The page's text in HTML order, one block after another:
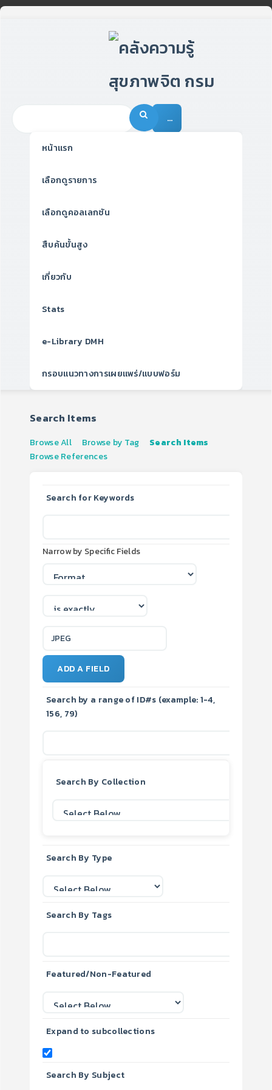
…
หน้าแรก
เลือกดูรายการ
เลือกดูคอลเลกชัน
สืบค้นขั้นสูง
เกี่ยวกับ
Stats
e-Library DMH
กรอบแนวทางการเผยแพร่/แบบฟอร์ม
Search Items
Browse All Browse by Tag
Search Items
Browse References
Search for Keywords
Narrow by Specific Fields
ADD A FIELD
Search by a range of ID#s (example: 1-4,
156, 79)
Search By Collection
Search By Type
Search By Tags
Featured/Non-Featured
Expand to subcollections
Search By Subject